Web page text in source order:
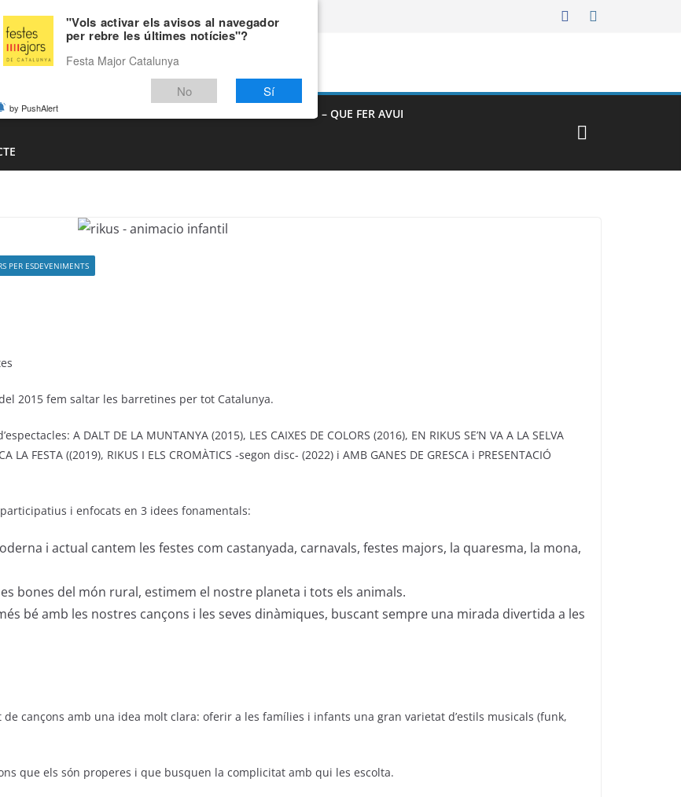
– AGENDA DE FIRES MEDIEVALS 2026 FIRES I FESTES – QUE FER AVUI
PER ESDEVENIMENTS
2015 fem saltar les barretines per tot Catalunya.
A DALT DE LA MUNTANYA (2015), LES CAIXES DE COLORS (2016), EN RIKUS SE’N VA A LA SELVA
FESTA ((2019), RIKUS I ELS CROMÀTICS -segon disc- (2022) i AMB GANES DE GRESCA i PRESENTACIÓ
i enfocats en 3 idees fonamentals:
i actual cantem les festes com castanyada, carnavals, festes majors, la quaresma, la mona,
bones del món rural, estimem el nostre planeta i tots els animals.
bé amb les nostres cançons i les seves dinàmiques, buscant sempre una mirada divertida a les
cançons amb una idea molt clara: oferir a les famílies i infants una gran varietat d’estils musicals (funk,
que els són properes i que busquen la complicitat amb qui les escolta.
"Vols activar els avisos al navegador
per rebre les últimes notícies"?
Festa Major Catalunya
No Sí
by PushAlert